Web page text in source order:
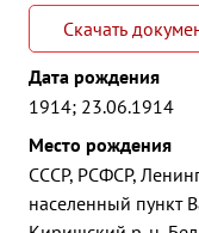
Скачать
Дата рождения
1914; 23.06.1914
Место рождения
СССР, РСФСР,
населенный пункт